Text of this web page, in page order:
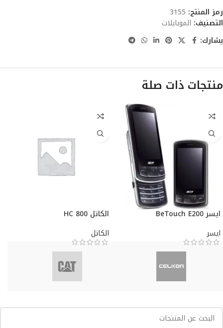
رمز المنتج: 3155
التصنيف: الموبايلات
يشارك:
منتجات ذات صلة
ايسر BeTouch E200
ايسر
الكاتل HC 800
الكاتل